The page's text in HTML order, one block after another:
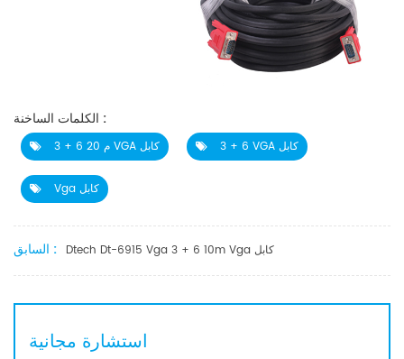
الكلمات الساخنة :
3 + 6 20 م VGA كابل 3 + 6 VGA كابل
Vga كابل
السابق : Dtech Dt-6915 Vga 3 + 6 10m Vga كابل
استشارة مجانية